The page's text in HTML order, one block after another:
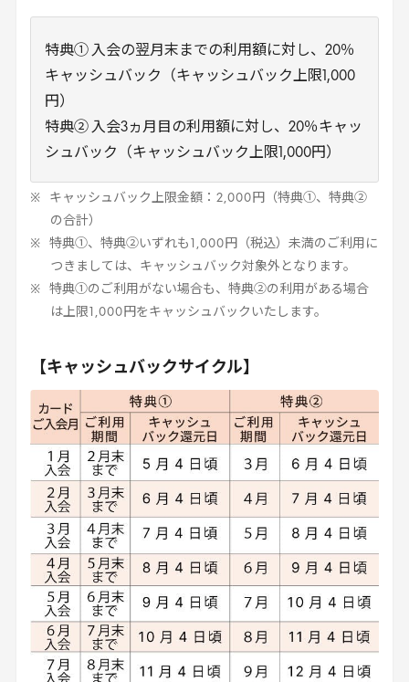
特典① 入会の翌月末までの利用額に対し、20％
キャッシュバック（キャッシュバック上限1,000
円）
特典② 入会3ヵ月目の利用額に対し、20％キャッ
シュバック（キャッシュバック上限1,000円）
キャッシュバック上限金額： 2,000 円（特典①、特典②
の合計）
特典①、特典②いずれも
,000 円（税込）未満のご利用に
つきましては、キャッシュバック対象外となります。
特典①のご利用がない場合も、特典②の利用がある場合
は上限
,000 円をキャッシュバックいたします。
【キャッシュバックサイクル】